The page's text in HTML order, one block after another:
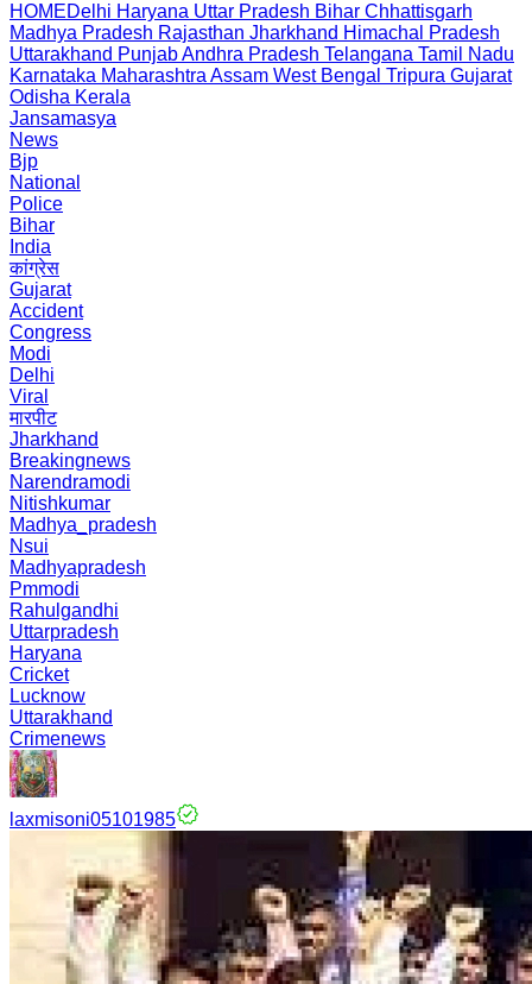
HOMEDelhi Haryana Uttar Pradesh Bihar Chhattisgarh
Madhya Pradesh Rajasthan Jharkhand Himachal Pradesh
Uttarakhand PunjabAndhra Pradesh Telangana Tamil Nadu
Karnataka Maharashtra Assam West Bengal Tripura Gujarat
Odisha Kerala
Jansamasya
News
Bjp
National
Police
Bihar
India
कांग्रेस
Gujarat
Accident
Congress
Modi
Delhi
Viral
मारपीट
Jharkhand
Breakingnews
Narendramodi
Nitishkumar
Madhya_pradesh
Nsui
Madhyapradesh
Pmmodi
Rahulgandhi
Uttarpradesh
Haryana
Cricket
Lucknow
Uttarakhand
Crimenews
laxmisoni05101985